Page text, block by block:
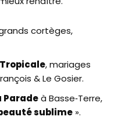
cortèges,
, mariages
& Le Gosier.
Paradeà Basse‑Terre,
sublime ».